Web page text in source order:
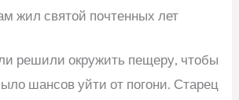
жил святой почтенных лет.
решили окружить пещеру, чтобы
шансов уйти от погони. Старец